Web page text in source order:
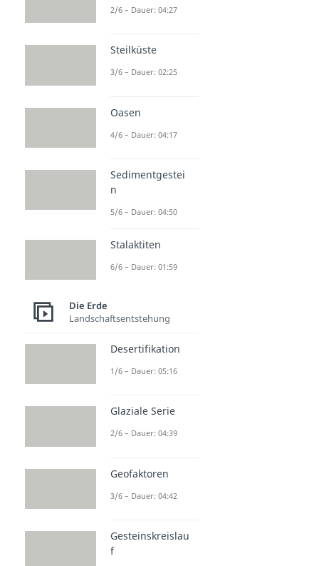
2/6 – Dauer: 04:27
Steilküste
3/6 – Dauer: 02:25
Oasen
4/6 – Dauer: 04:17
Sedimentgestei
n
5/6 – Dauer: 04:50
Stalaktiten
6/6 – Dauer: 01:59
Die Erde
Landschaftsentstehung
Desertifikation
1/6 – Dauer: 05:16
Glaziale Serie
2/6 – Dauer: 04:39
Geofaktoren
3/6 – Dauer: 04:42
Gesteinskreislau
f